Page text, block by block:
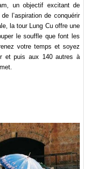
un objectif excitant de
l’aspiration de conquérir
la tour Lung Cu offre une
le souffle que font les
votre temps et soyez
et puis aux 140 autres à